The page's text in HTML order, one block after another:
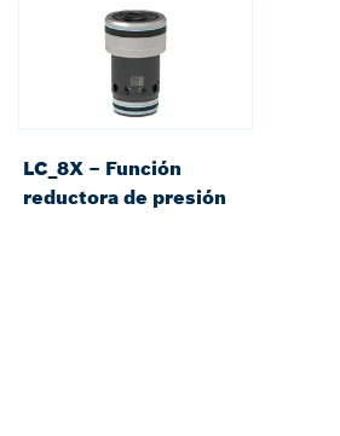
LC_8X – Función
reductora de presión